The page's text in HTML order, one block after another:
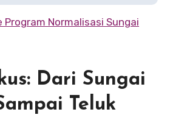
Normalisasi Sungai
Dari Sungai
Teluk